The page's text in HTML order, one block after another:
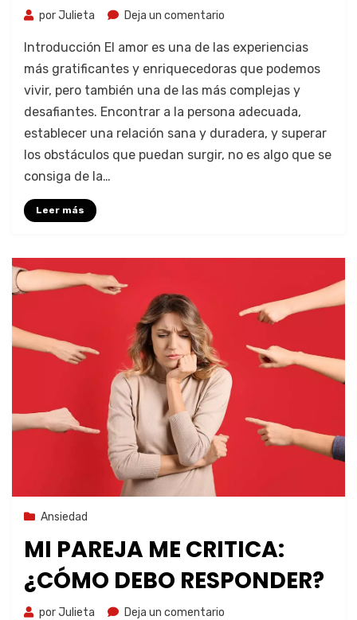
porJulieta Deja un comentario
Introducción El amor es una de las experiencias
más gratificantes y enriquecedoras que podemos
vivir, pero también una de las más complejas y
desafiantes. Encontrar a la persona adecuada,
establecer una relación sana y duradera, y superar
los obstáculos que puedan surgir, no es algo que se
consiga de la…
Leer más
30 de octubre de 2023
Ansiedad
MI PAREJA ME CRITICA:
¿CÓMO DEBO RESPONDER?
porJulieta Deja un comentario